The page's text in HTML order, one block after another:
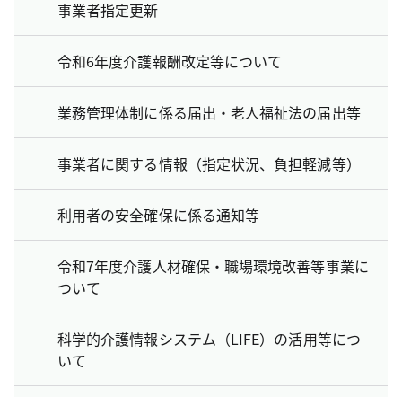
事業者指定更新
令和6年度介護報酬改定等について
業務管理体制に係る届出・老人福祉法の届出等
事業者に関する情報（指定状況、負担軽減等）
利用者の安全確保に係る通知等
令和7年度介護人材確保・職場環境改善等事業に
ついて
科学的介護情報システム（LIFE）の活用等につ
いて